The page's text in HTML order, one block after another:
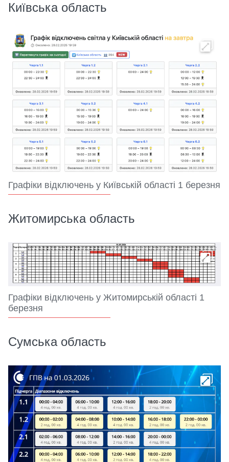
Київська область
Графіки відключень у Київській області 1 березня
Житомирська область
Графіки відключень у Житомирській області 1
березня
Сумська область